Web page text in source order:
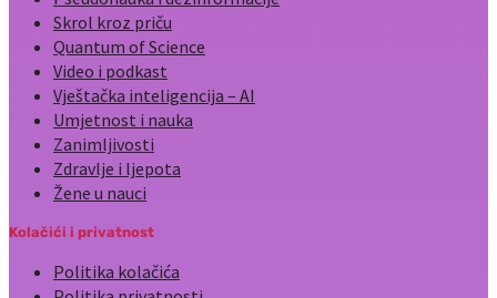
Skrol kroz priču
Quantum of Science
Video i podkast
Vještačka inteligencija – AI
Umjetnost i nauka
Zanimljivosti
Zdravlje i ljepota
Žene u nauci
Kolačići i privatnost
Politika kolačića